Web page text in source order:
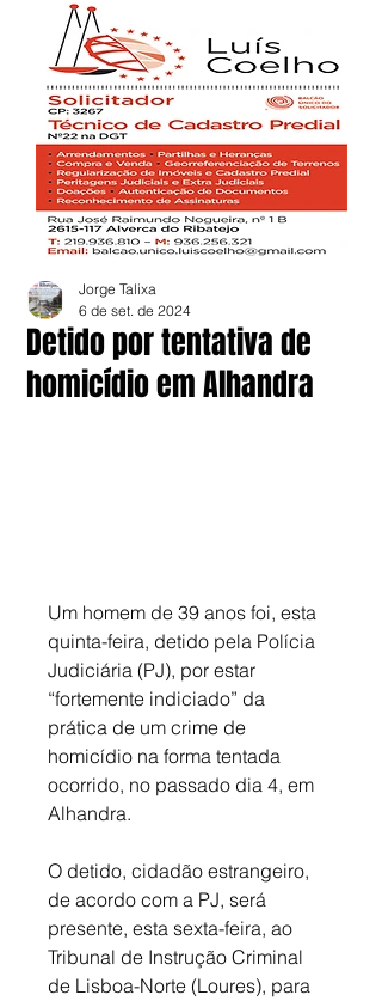
Detido por tentativa de
homicídio em Alhandra
Jorge Talixa
6 de set. de 2024
Um homem de 39 anos foi, esta
quinta-feira, detido pela Polícia
Judiciária (PJ), por estar
“fortemente indiciado” da
prática de um crime de
homicídio na forma tentada
ocorrido, no passado dia 4, em
Alhandra.
O detido, cidadão estrangeiro,
de acordo com a PJ, será
presente, esta sexta-feira, ao
Tribunal de Instrução Criminal
de Lisboa-Norte (Loures), para